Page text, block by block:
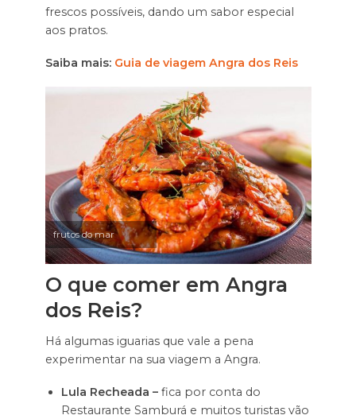
frescos possíveis, dando um sabor especial
aos pratos.
Saiba mais: Guia de viagem Angra dos Reis
frutos do mar
O que comer em Angra
dos Reis?
Há algumas iguarias que vale a pena
experimentar na sua viagem a Angra.
Lula Recheada – fica por conta do
Restaurante Samburá e muitos turistas vão